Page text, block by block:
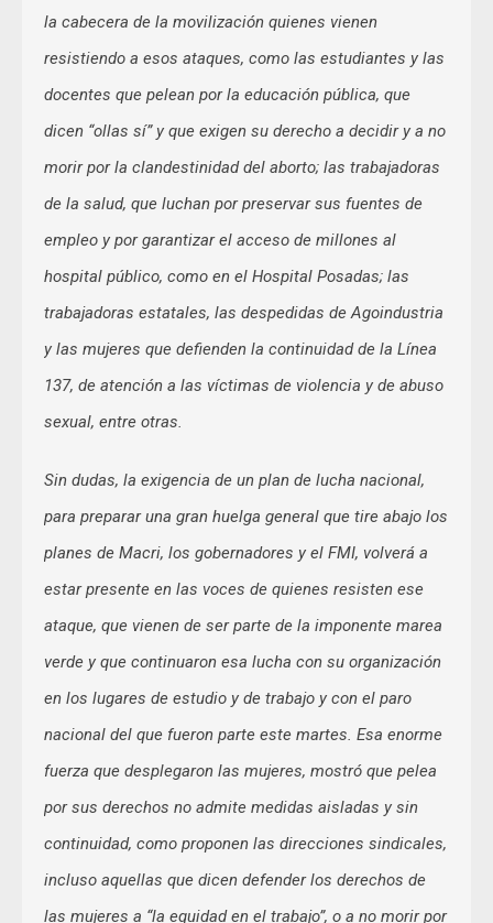
la cabecera de la movilización quienes vienen
resistiendo a esos ataques, como las estudiantes y las
docentes que pelean por la educación pública, que
dicen “ollas sí” y que exigen su derecho a decidir y a no
morir por la clandestinidad del aborto; las trabajadoras
de la salud, que luchan por preservar sus fuentes de
empleo y por garantizar el acceso de millones al
hospital público, como en el Hospital Posadas; las
trabajadoras estatales, las despedidas de Agoindustria
y las mujeres que defienden la continuidad de la Línea
137, de atención a las víctimas de violencia y de abuso
sexual, entre otras.
Sin dudas, la exigencia de un plan de lucha nacional,
para preparar una gran huelga general que tire abajo los
planes de Macri, los gobernadores y el FMI, volverá a
estar presente en las voces de quienes resisten ese
ataque, que vienen de ser parte de la imponente marea
verde y que continuaron esa lucha con su organización
en los lugares de estudio y de trabajo y con el paro
nacional del que fueron parte este martes. Esa enorme
fuerza que desplegaron las mujeres, mostró que pelea
por sus derechos no admite medidas aisladas y sin
continuidad, como proponen las direcciones sindicales,
incluso aquellas que dicen defender los derechos de
las mujeres a “la equidad en el trabajo”, o a no morir por